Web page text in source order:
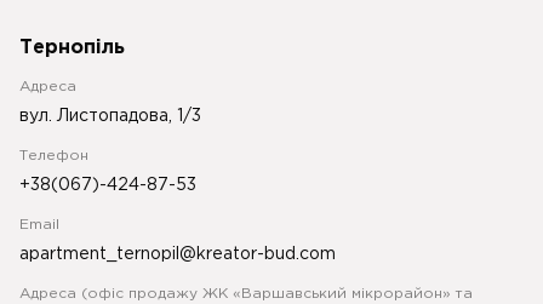
Тернопіль
Адреса
вул. Листопадова, 1/3
Телефон
+38(067)-424-87-53
Email
apartment_ternopil@kreator-bud.com
Адреса (офіс продажу ЖК «Варшавський мікрорайон» та